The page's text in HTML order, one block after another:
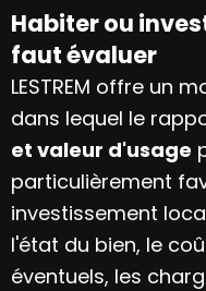
Habiter ou
faut évaluer
LESTREM offre un
dans lequel le
et valeur d'usage
particulièrement
investissement
l'état du bien, le
éventuels, les